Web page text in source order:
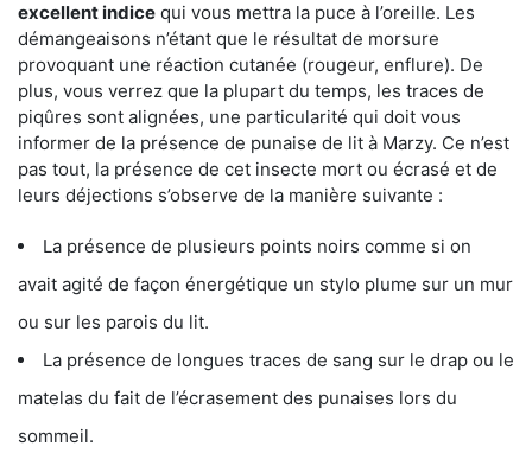
excellent indice qui vous mettra la puce à l’oreille. Les
démangeaisons n’étant que le résultat de morsure
provoquant une réaction cutanée (rougeur, enflure). De
plus, vous verrez que la plupart du temps, les traces de
piqûres sont alignées, une particularité qui doit vous
informer de la présence de punaise de lit à Marzy. Ce n’est
pas tout, la présence de cet insecte mort ou écrasé et de
leurs déjections s’observe de la manière suivante :
La présence de plusieurs points noirs comme si on
avait agité de façon énergétique un stylo plume sur un mur
ou sur les parois du lit.
La présence de longues traces de sang sur le drap ou le
matelas du fait de l’écrasement des punaises lors du
sommeil.